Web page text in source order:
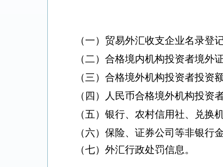
（一） 贸易外汇收支企业名录登
（二）合格境内机构投资者境外
（三）合格境外机构投资者投资
（四）人民币合格境外机构投资
（五）银行、农村信用社、兑
（六）保险、证券公司等非银行
（七）外汇行政处罚信息。